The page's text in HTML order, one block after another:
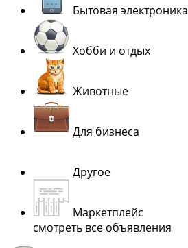
Бытовая электроника
Хобби и отдых
Животные
Для бизнеса
Другое
Маркетплейс
смотреть все объявления